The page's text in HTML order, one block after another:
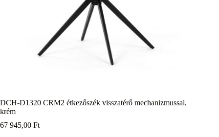
DCH-D1320 CRM2 étkezőszék visszatérő mechanizmussal,
krém
67 945,00 Ft